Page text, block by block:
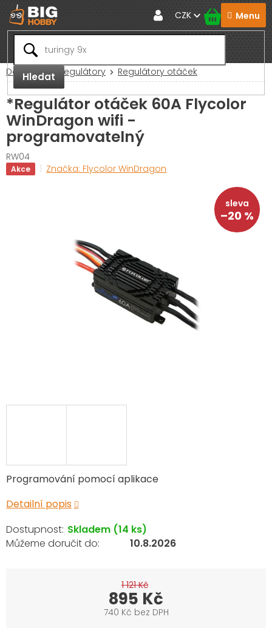
Přejít
na
obsah
Hledat
CZK
Domů RC Regulátory Regulátory otáček
*Regulátor otáček 60A Flycolor
WinDragon wifi -
programovatelný
RW04
Akce Značka: Flycolor WinDragon
–20 %
Programování pomocí aplikace
Detailní popis
Skladem (14 ks)
10.8.2026
1 121 Kč
895 Kč
740 Kč bez DPH